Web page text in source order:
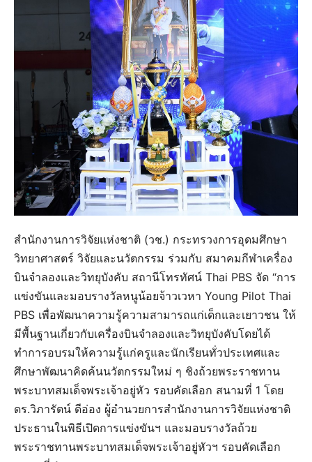
สำนักงานการวิจัยแห่งชาติ (วช.) กระทรวงการอุดมศึกษา
วิทยาศาสตร์ วิจัยและนวัตกรรม ร่วมกับ สมาคมกีฬาเครื่อง
บินจำลองและวิทยุบังคับ สถานีโทรทัศน์ Thai PBS จัด “การ
แข่งขันและมอบรางวัลหนูน้อยจ้าวเวหา Young Pilot Thai
PBS เพื่อพัฒนาความรู้ความสามารถแก่เด็กและเยาวชน ให้
มีพื้นฐานเกี่ยวกับเครื่องบินจำลองและวิทยุบังคับโดยได้
ทำการอบรมให้ความรู้แก่ครูและนักเรียนทั่วประเทศและ
ศึกษาพัฒนาคิดค้นนวัตกรรมใหม่ ๆ ชิงถ้วยพระราชทาน
พระบาทสมเด็จพระเจ้าอยู่หัว รอบคัดเลือก สนามที่ 1 โดย
ดร.วิภารัตน์ ดีอ่อง ผู้อำนวยการสำนักงานการวิจัยแห่งชาติ
ประธานในพิธีเปิดการแข่งขันฯ และมอบรางวัลถ้วย
พระราชทานพระบาทสมเด็จพระเจ้าอยู่หัวฯ รอบคัดเลือก